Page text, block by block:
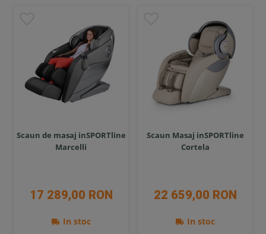
Scaun de masaj inSPORTline
Marcelli
17 289,00 RON
In stoc
Scaun Masaj inSPORTline
Cortela
22 659,00 RON
In stoc